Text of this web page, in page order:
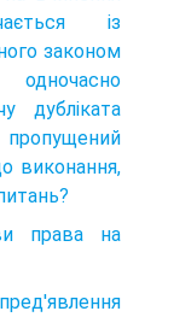
із
законом
дубліката
пропущений
виконання,
права на